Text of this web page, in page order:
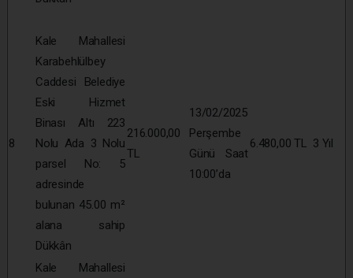
8
Kale Mahallesi
Karabehlülbey
Caddesi Belediye
Eski Hizmet
Binası Altı 223
Nolu Ada 3 Nolu
parsel No: 5
adresinde
bulunan 45.00 m²
alana sahip
Dükkân
216.000,00
TL
13/02/2025
Perşembe
Günü Saat
10:00’da
6.480,00 TL 3 Yıl
Kale Mahallesi